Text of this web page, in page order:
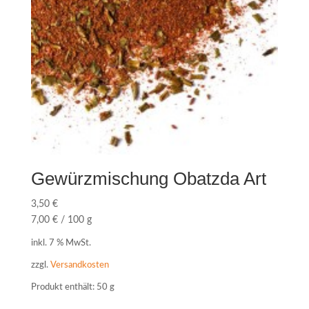
Gewürzmischung Obatzda Art
3,50 €
7,00 €/ 100 g
inkl. 7 % MwSt.
zzgl. Versandkosten
Produkt enthält: 50 g